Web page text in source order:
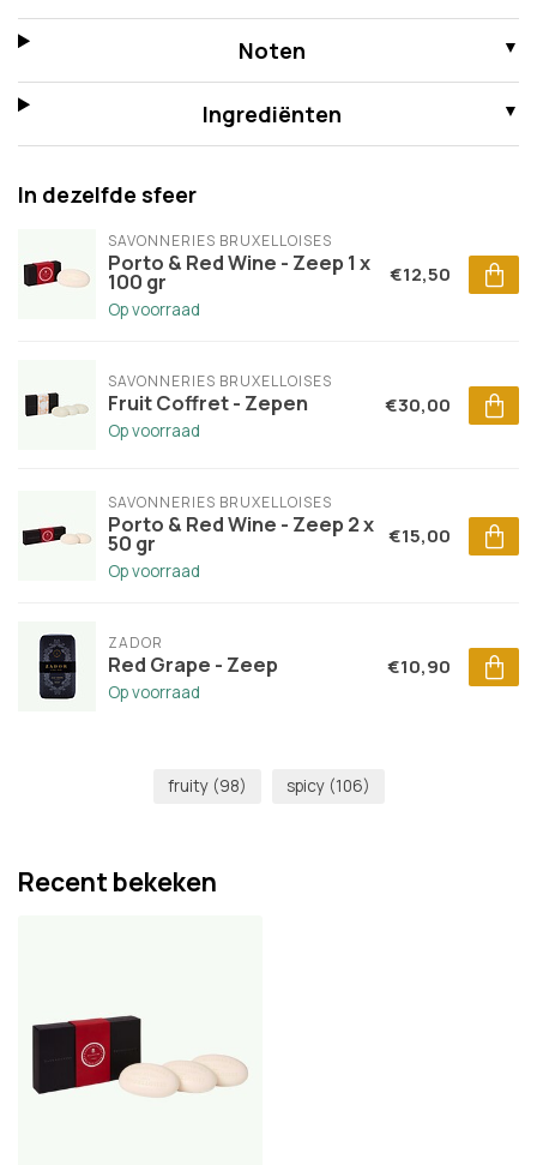
Noten
Ingrediënten
In dezelfde sfeer
SAVONNERIES BRUXELLOISES
Porto & Red Wine - Zeep 1 x
100 gr
Op voorraad
€12,50
SAVONNERIES BRUXELLOISES
Fruit Coffret - Zepen
Op voorraad
€30,00
SAVONNERIES BRUXELLOISES
Porto & Red Wine - Zeep 2 x
50 gr
Op voorraad
€15,00
ZADOR
Red Grape - Zeep
Op voorraad
€10,90
fruity (98) spicy (106)
Recent bekeken